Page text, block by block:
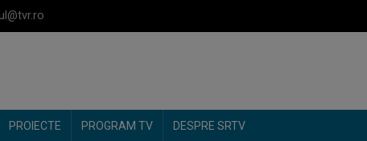
PROIECTE PROGRAM TV DESPRE SRTV